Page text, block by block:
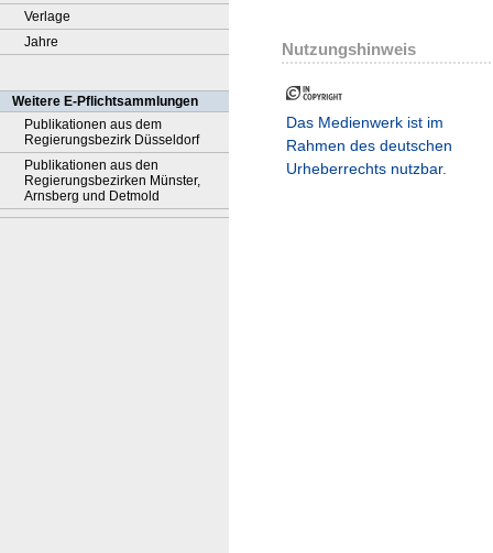
Verlage
Jahre
Weitere E-Pflichtsammlungen
Publikationen aus dem
Regierungsbezirk Düsseldorf
Publikationen aus den
Regierungsbezirken Münster,
Arnsberg und Detmold
Nutzungshinweis
Das Medienwerk ist im
Rahmen des deutschen
Urheberrechts nutzbar.